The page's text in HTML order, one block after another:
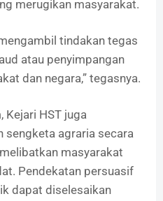
merugikan masyarakat.
tindakan tegas
atau penyimpangan
dan negara,” tegasnya.
Kejari HST juga
sengketa agraria secara
masyarakat
Pendekatan persuasif
dapat diselesaikan